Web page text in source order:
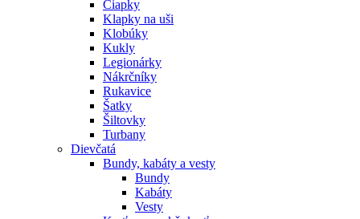
Čiapky
Klapky na uši
Klobúky
Kukly
Legionárky
Nákrčníky
Rukavice
Šatky
Šiltovky
Turbany
Dievčatá
Bundy, kabáty a vesty
Bundy
Kabáty
Vesty